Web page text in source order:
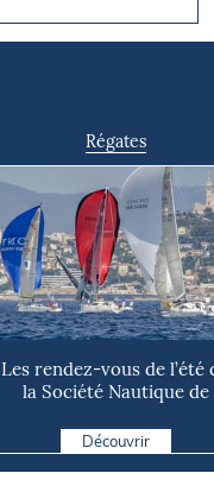
Régates
Les rendez-vous de l’été
la Société Nautique de
Découvrir